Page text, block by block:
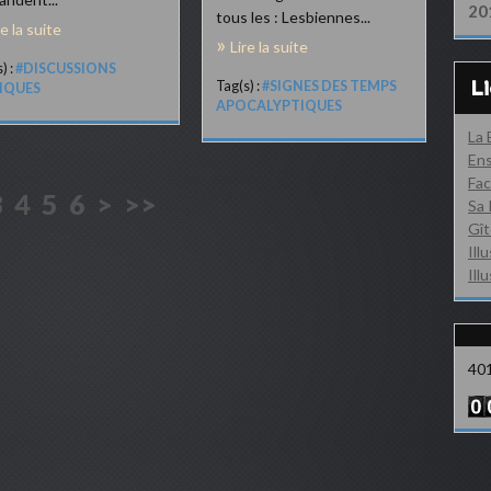
tous les : Lesbiennes...
Lire la suite
Tag(s) :#SIGNES DES TEMPS
APOCALYPTIQUES
la suite
:#DISCUSSIONS
4 5 6 > >>
La
Sa